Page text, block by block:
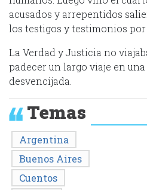
acusados y arrepentidos
los testigos y testimonios por
La Verdad y Justicia no
padecer un largo viaje en
desvencijada.
Temas
Argentina
Buenos Aires
Cuentos